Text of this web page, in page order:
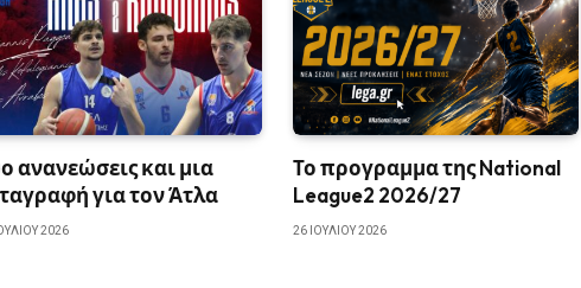
ανανεώσεις και μια
για τον Άτλα
2026
Το προγραμμα της National
League2 2026/27
26 ΙΟΥΛΊΟΥ 2026